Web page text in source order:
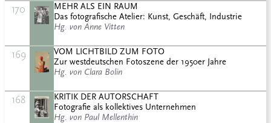
170
MEHR ALS EIN RAUM
Das fotografische Atelier: Kunst, Geschäft, Industrie
Hg. von Anne Vitten
169
VOM LICHTBILD ZUM FOTO
Zur westdeutschen Fotoszene der 1950er Jahre
Hg. von Clara Bolin
168
KRITIK DER AUTORSCHAFT
Fotografie als kollektives Unternehmen
Hg. von Paul Mellenthin